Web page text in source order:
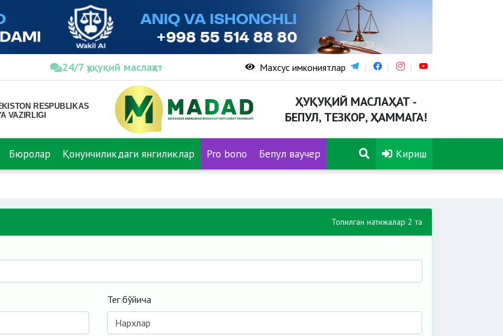
24/7 ҳуқуқий маслаҳат Махсус имкониятлар
ҲУҚУҚИЙ МАСЛАҲАТ -
БЕПУЛ, ТЕЗКОР, ҲАММАГА!
Бюролар Қонунчиликдаги янгиликлар Pro bono Бепул ваучер Кириш
Топилган натижалар 2 та
Тег бўйича